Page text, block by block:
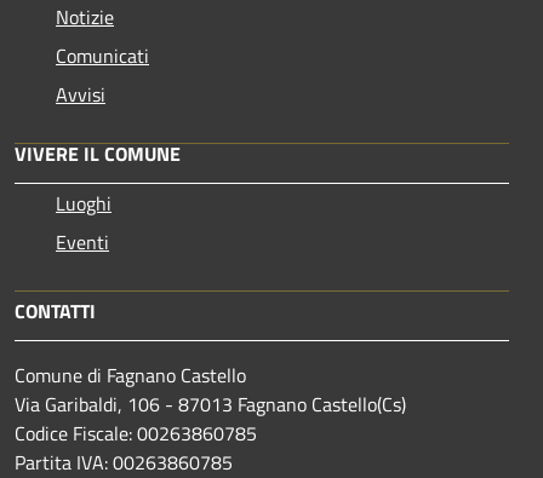
Notizie
Comunicati
Avvisi
VIVERE IL COMUNE
Luoghi
Eventi
CONTATTI
Comune di Fagnano Castello
Via Garibaldi, 106 - 87013 Fagnano Castello(Cs)
Codice Fiscale: 00263860785
Partita IVA: 00263860785